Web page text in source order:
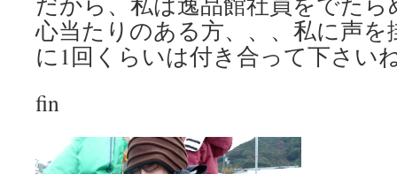
心当たりのある方、、、私に声を
に1回くらいは付き合って下さい
fin